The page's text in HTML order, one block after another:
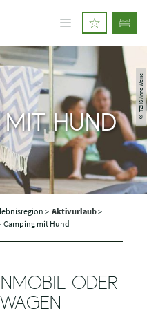
© TZHS Anne Weise
HUND
> Aktivurlaub>
Camping mit Hund
ODER